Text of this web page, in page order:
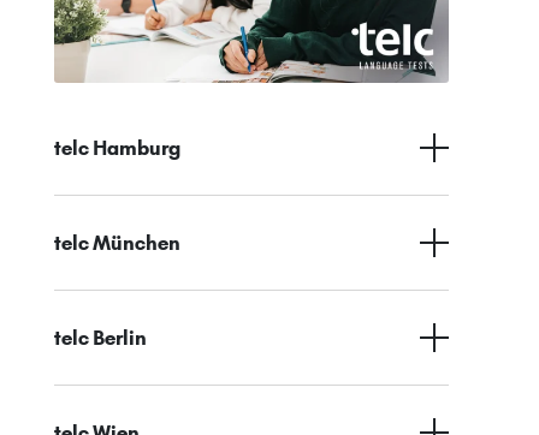
telc Hamburg
telc München
telc Berlin